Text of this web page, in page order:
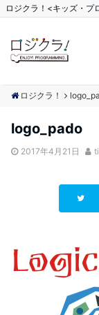
ロジクラ！<キッズ・プ
ロジクラ！
logo_pado
2017年4月21日